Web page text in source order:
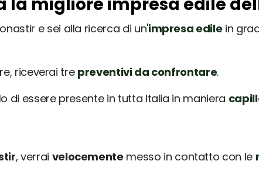
la migliore impresa edile
e sei alla ricerca di un'impresa edile in
riceverai tre preventivi da confrontare.
di essere presente in tutta Italia in maniera
, verrai velocemente messo in contatto con le